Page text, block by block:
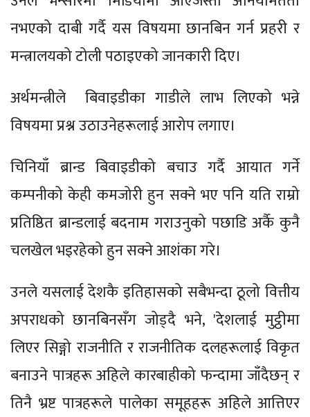
नभएको दाबी गर्दै यस विषयमा छानबिन गर्न प्रहरी र
मन्त्रालयको टोली पठाइएको जानकारी दिए।
अर्थमन्त्रीले बिवाइडीका गाडीले लाभ लिएको भन्ने
विषयमा प्रश्न उठाउनेहरूलाई आरोप लगाए।
चिनियाँ ब्रान्ड बिवाइडीको बचाउ गर्दै आयात गर्ने
कम्पनीको केही कमजोरी हुन सक्ने भए पनि यति राम्रो
प्रतिष्ठित ब्रान्डलाई बदनाम गराउनुको पछाडि अर्कै कुनै
चलखेल भइरहेको हुन सक्ने आशंका गरे।
उनले यसलाई देशकै इतिहासको सबैभन्दा ठूलो वित्तीय
अपराधको छानबिनसँग जोड्दै भने, 'देशलाई मुट्ठीमा
लिएर सिङ्गो राजनीति र राजनीतिक दलहरूलाई विकृत
बनाउने पात्रहरू अहिले कारबाहीको फन्दामा जाँदैछन् र
तिनै भ्रष्ट पात्रहरूले पालेका समूहहरू अहिले आत्तिएर